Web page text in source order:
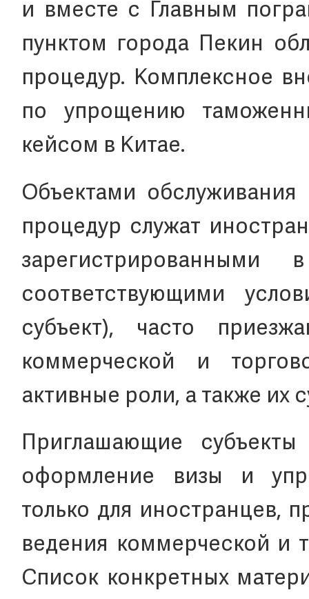
и вместе с Главным
пунктом города Пекин
процедур. Комплексное
по упрощению
кейсом в Китае.
Объектами
процедур служат
соответствующими
субъект), часто
коммерческой и
активные роли, а также их
Приглашающие
оформление визы и
только для иностранцев,
ведения коммерческой и
Список конкретных